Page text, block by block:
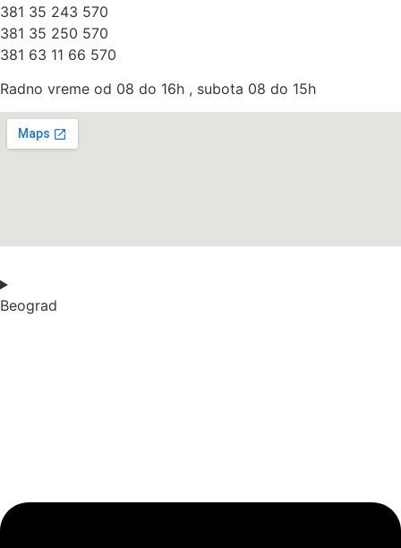
381 35 243 570
381 35 250 570
381 63 11 66 570
Radno vreme od 08 do 16h , subota 08 do 15h
Beograd